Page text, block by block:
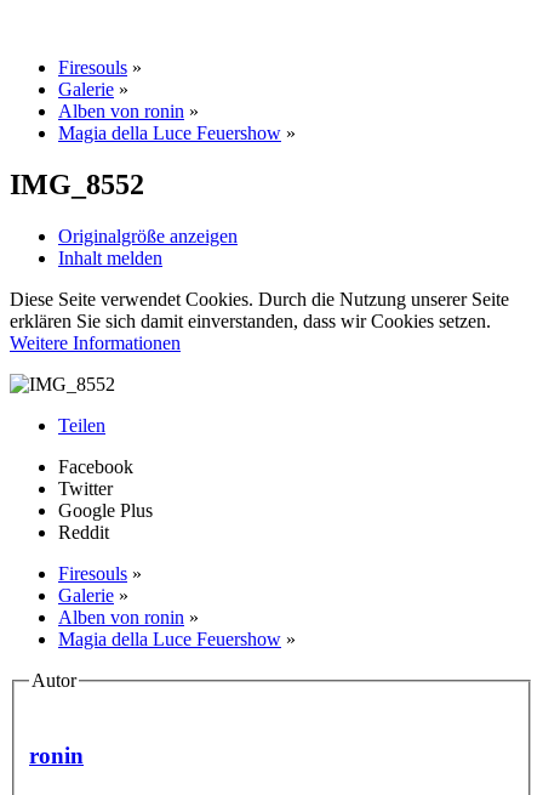
Firesouls »
Galerie »
Alben von ronin »
Magia della Luce Feuershow »
IMG_8552
Originalgröße anzeigen
Inhalt melden
Diese Seite verwendet Cookies. Durch die Nutzung unserer Seite
erklären Sie sich damit einverstanden, dass wir Cookies setzen.
Weitere Informationen
Teilen
Facebook
Twitter
Google Plus
Reddit
Firesouls »
Galerie »
Alben von ronin »
Magia della Luce Feuershow »
Autor
ronin